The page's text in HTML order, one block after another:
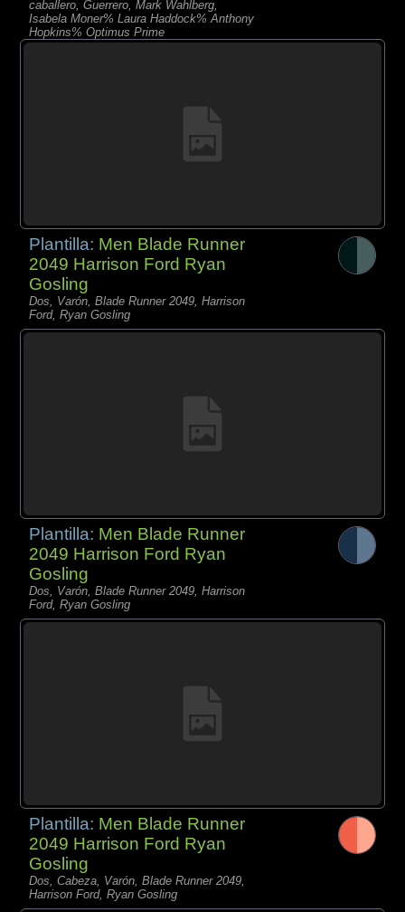
caballero, Guerrero, Mark Wahlberg,
Isabela Moner% Laura Haddock% Anthony
Hopkins% Optimus Prime
Plantilla: Men Blade Runner
2049 Harrison Ford Ryan
Gosling
Dos, Varón, Blade Runner 2049, Harrison
Ford, Ryan Gosling
Plantilla: Men Blade Runner
2049 Harrison Ford Ryan
Gosling
Dos, Varón, Blade Runner 2049, Harrison
Ford, Ryan Gosling
Plantilla: Men Blade Runner
2049 Harrison Ford Ryan
Gosling
Dos, Cabeza, Varón, Blade Runner 2049,
Harrison Ford, Ryan Gosling